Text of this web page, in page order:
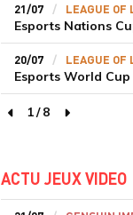
21/07 LEAGUE OF
20/07 LEAGUE OF
Esports World
page précédente
1/8
page
ACTU JEUX VIDEO